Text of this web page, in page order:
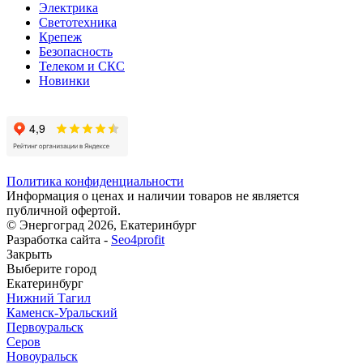
Электрика
Светотехника
Крепеж
Безопасность
Телеком и СКС
Новинки
Политика конфиденциальности
Информация о ценах и наличии товаров не является
публичной офертой.
© Энергоград 2026, Екатеринбург
Разработка сайта - Seo4profit
Закрыть
Выберите город
Екатеринбург
Нижний Тагил
Каменск-Уральский
Первоуральск
Серов
Новоуральск